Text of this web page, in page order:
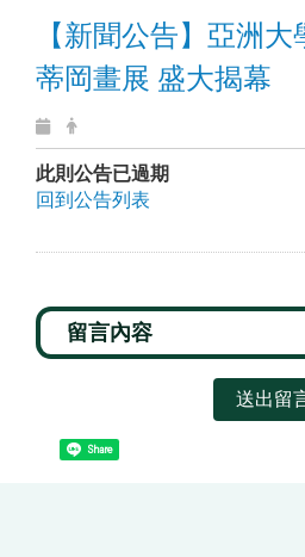
【新聞公告】亞洲
蒂岡畫展 盛大揭幕
此則公告已過期
回到公告列表
送出留
Share